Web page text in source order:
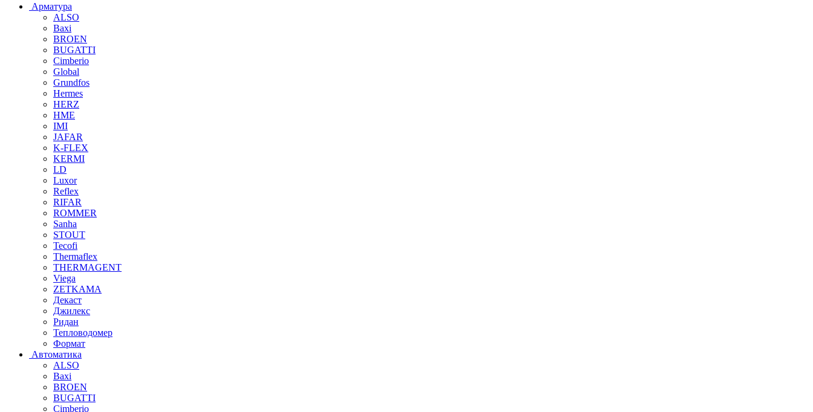
Арматура
ALSO
Baxi
BROEN
BUGATTI
Cimberio
Global
Grundfos
Hermes
HERZ
HME
IMI
JAFAR
K-FLEX
KERMI
LD
Luxor
Reflex
RIFAR
ROMMER
Sanha
STOUT
Tecofi
Thermaflex
THERMAGENT
Viega
ZETKAMA
Декаст
Джилекс
Ридан
Тепловодомер
Формат
Автоматика
ALSO
Baxi
BROEN
BUGATTI
Cimberio